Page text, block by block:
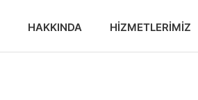
HAKKINDA HIZMETLERIMIZ